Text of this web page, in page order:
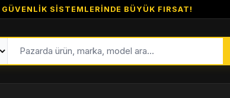
GÜVENLİK SİSTEMLERİNDE BÜYÜK FIRSAT!